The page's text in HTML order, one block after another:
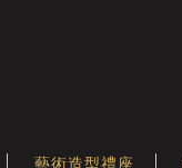
藝術造型禮座